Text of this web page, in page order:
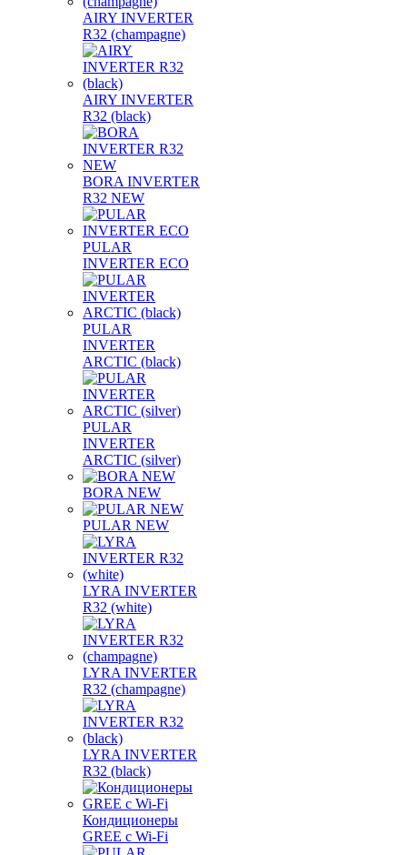
AIRY INVERTER
R32 (champagne)
AIRY INVERTER
R32 (black)
BORA INVERTER
R32 NEW
PULAR
INVERTER ECO
PULAR
INVERTER
ARCTIC (black)
PULAR
INVERTER
ARCTIC (silver)
BORA NEW
PULAR NEW
LYRA INVERTER
R32 (white)
LYRA INVERTER
R32 (champagne)
LYRA INVERTER
R32 (black)
Кондиционеры
GREE с Wi-Fi